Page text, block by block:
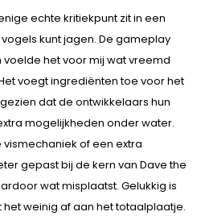
echte kritiekpunt zit in een
kunt jagen. De gameplay
het voor mij wat vreemd
voegt ingrediënten toe voor het
dat de ontwikkelaars hun
mogelijkheden onder water.
of een extra
gepast bij de kern van Dave the
wat misplaatst. Gelukkig is
weinig af aan het totaalplaatje.